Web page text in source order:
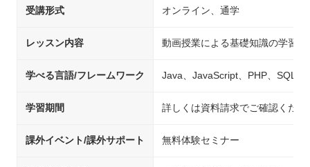
受講形式 オンライン、通学
レッスン内容 動画授業による基礎知識の学習、
学べる言語/フレームワーク Java、JavaScript、PHP、SQL
学習期間 詳しくは資料請求でご確認くださ
課外イベント/課外サポート 無料体験セミナー